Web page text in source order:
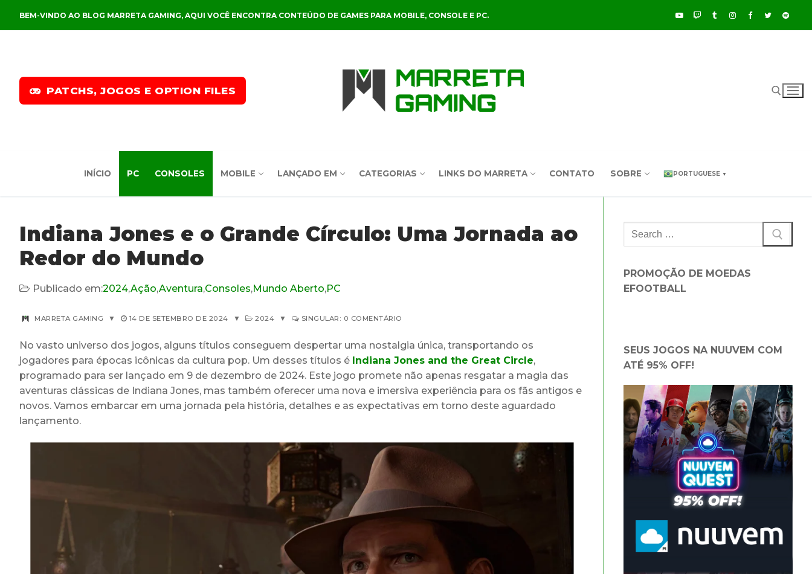
para
BEM-VINDO AO BLOG MARRETA GAMING, AQUI VOCÊ ENCONTRA CONTEÚDO DE GAMES PARA MOBILE, CONSOLE E PC.
PATCHS, JOGOS E OPTION FILES
INÍCIO PC CONSOLES MOBILE LANÇADO EM CATEGORIAS LINKS DO MARRETA CONTATO SOBRE PORTUGUESE ▼
Indiana Jones e o Grande Círculo: Uma Jornada ao
Redor do Mundo
Publicado em:2024,Ação,Aventura,Consoles,Mundo Aberto,PC
MARRETA GAMING ▼ 14 DE SETEMBRO DE 2024 ▼ 2024 ▼ SINGULAR: 0 COMENTÁRIO
No vasto universo dos jogos, alguns títulos conseguem despertar uma nostalgia única, transportando os
jogadores para épocas icônicas da cultura pop. Um desses títulos é Indiana Jones and the Great Circle,
programado para ser lançado em 9 de dezembro de 2024. Este jogo promete não apenas resgatar a magia das
aventuras clássicas de Indiana Jones, mas também oferecer uma nova e imersiva experiência para os fãs antigos e
novos. Vamos embarcar em uma jornada pela história, detalhes e as expectativas em torno deste aguardado
lançamento.
Pesquisar
por:
PROMOÇÃO DE MOEDAS
EFOOTBALL
SEUS JOGOS NA NUUVEM COM
ATÉ 95% OFF!